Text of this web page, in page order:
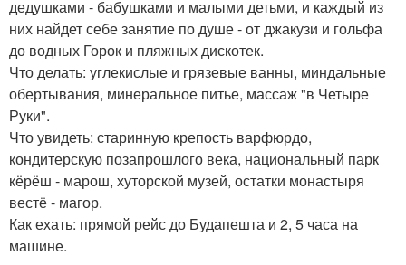
дедушками - бабушками и малыми детьми, и каждый из
них найдет себе занятие по душе - от джакузи и гольфа
до водных Горок и пляжных дискотек.
Что делать: углекислые и грязевые ванны, миндальные
обертывания, минеральное питье, массаж "в Четыре
Руки".
Что увидеть: старинную крепость варфюрдо,
кондитерскую позапрошлого века, национальный парк
кёрёш - марош, хуторской музей, остатки монастыря
вестё - магор.
Как ехать: прямой рейс до Будапешта и 2, 5 часа на
машине.